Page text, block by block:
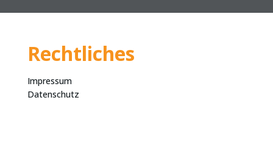
Rechtliches
Impressum
Datenschutz